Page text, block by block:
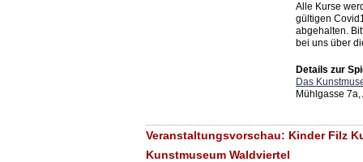
Alle Kurse
gültigen
abgehalten.
bei uns über
Details zur
Das
Mühlgasse
Veranstaltungsvorschau: Kinder Filz
Kunstmuseum Waldviertel